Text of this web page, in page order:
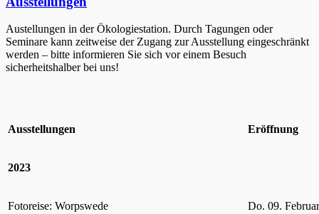
Austellungen in der Ökologiestation. Durch Tagungen oder
Seminare kann zeitweise der Zugang zur Ausstellung eingeschränkt
werden – bitte informieren Sie sich vor einem Besuch
sicherheitshalber bei uns!
Ausstellungen Eröffnung
2023
Fotoreise: Worpswede Do. 09.